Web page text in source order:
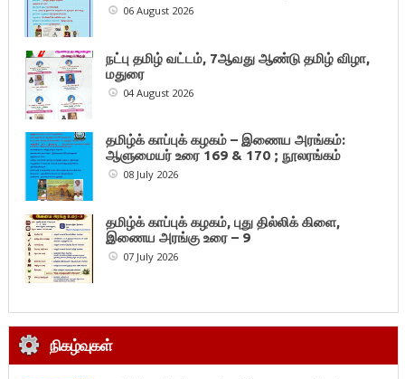
06 August 2026
நட்பு தமிழ் வட்டம், 7ஆவது ஆண்டு தமிழ் விழா,
மதுரை
04 August 2026
தமிழ்க் காப்புக் கழகம் – இணைய அரங்கம்:
ஆளுமையர் உரை 169 & 170 ; நூலரங்கம்
08 July 2026
தமிழ்க் காப்புக் கழகம், புது தில்லிக் கிளை,
இணைய அரங்கு உரை – 9
07 July 2026
நிகழ்வுகள்